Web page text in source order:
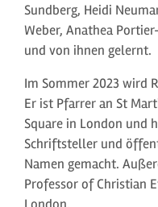
Sundberg, Heidi
Weber, Anathea
und von ihnen gelernt.
Im Sommer 2023 wird
Er ist Pfarrer an St
Square in London und
Schriftsteller und
Namen gemacht.
Professor of Christian